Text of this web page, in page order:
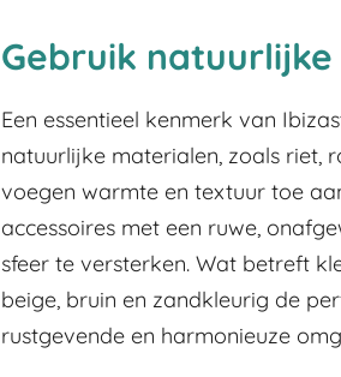
Gebruik
Een essentieel kenmerk van
natuurlijke materialen, zoals riet,
voegen warmte en textuur toe
accessoires met een ruwe,
sfeer te versterken. Wat betreft
beige, bruin en zandkleurig de
rustgevende en harmonieuze